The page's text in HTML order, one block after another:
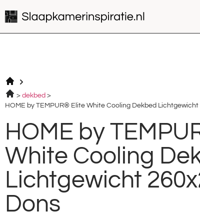
dekbed
HOME by TEMPUR® Elite White Cooling Dekbed
HOME by
White Cooling
Lichtgewicht
Dons